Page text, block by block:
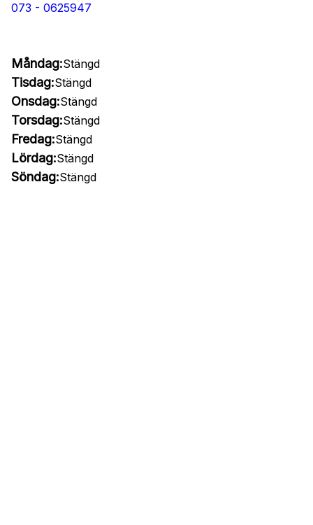
073 - 0625947
Måndag:Stängd
Tisdag:Stängd
Onsdag:Stängd
Torsdag:Stängd
Fredag:Stängd
Lördag:Stängd
Söndag:Stängd